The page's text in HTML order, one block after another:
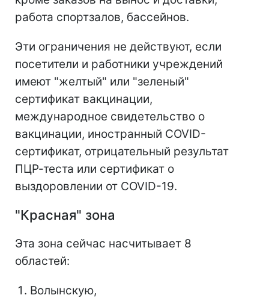
работа спортзалов, бассейнов.
Эти ограничения не действуют, если
посетители и работники учреждений
имеют "желтый" или "зеленый"
сертификат вакцинации,
международное свидетельство о
вакцинации, иностранный COVID-
сертификат, отрицательный результат
ПЦР-теста или сертификат о
выздоровлении от COVID-19.
"Красная" зона
Эта зона сейчас насчитывает 8
областей:
Волынскую,